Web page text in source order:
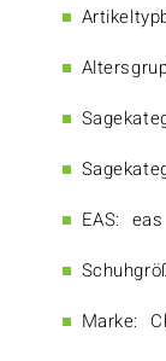
EAS: eas
Marke: